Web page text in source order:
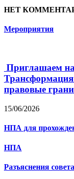
НЕТ
Мероприятия
Приглашаем
правовые
15/06/2026
НПА для
НПА
Разъяснения совета